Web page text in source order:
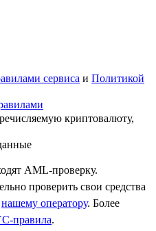
сервиса и Политикой
криптовалюту,
AML-проверку.
проверить свои средства
нашему оператору. Более
правила.